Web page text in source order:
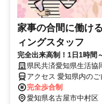
家事の合間に働け
ィングスタッフ
完全出来高制！1日1時間
収入★お子さんの習い事
県民共済愛知県生活
アクセス 愛知県内の
完全歩合制
愛知県名古屋市中村区